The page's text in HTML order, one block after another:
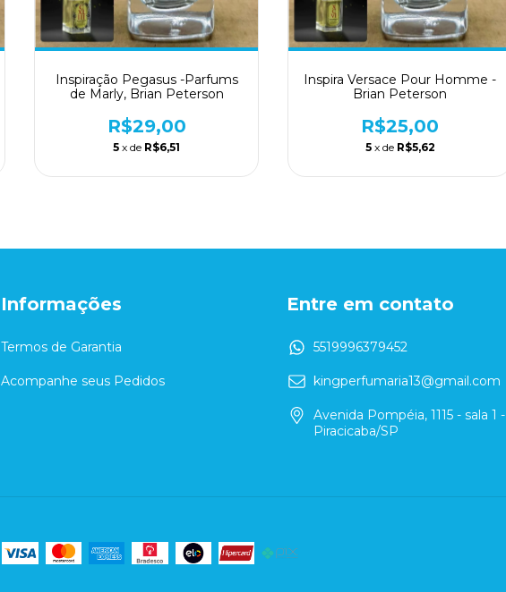
Inspiração Pegasus -Parfums
de Marly, Brian Peterson
R$29,00
5 x de R$6,51
Inspira Versace Pour Homme -
Brian Peterson
R$25,00
5 x de R$5,62
Informações
Termos de Garantia
Acompanhe seus Pedidos
Entre em contato
5519996379452
kingperfumaria13@gmail.com
Avenida Pompéia, 1115 - sala 1 -
Piracicaba/SP